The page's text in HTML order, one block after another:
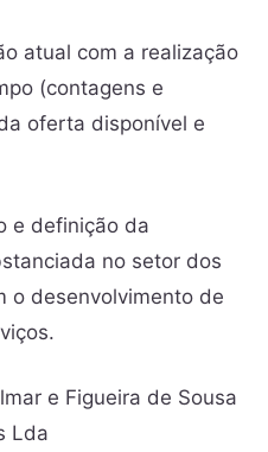
atual com a realização
(contagens e
oferta disponível e
e definição da
no setor dos
o desenvolvimento de
e Figueira de Sousa
Lda